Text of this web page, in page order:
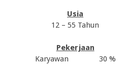
Usia
12 – 55 Tahun
Pekerjaan
Karyawan
30 %